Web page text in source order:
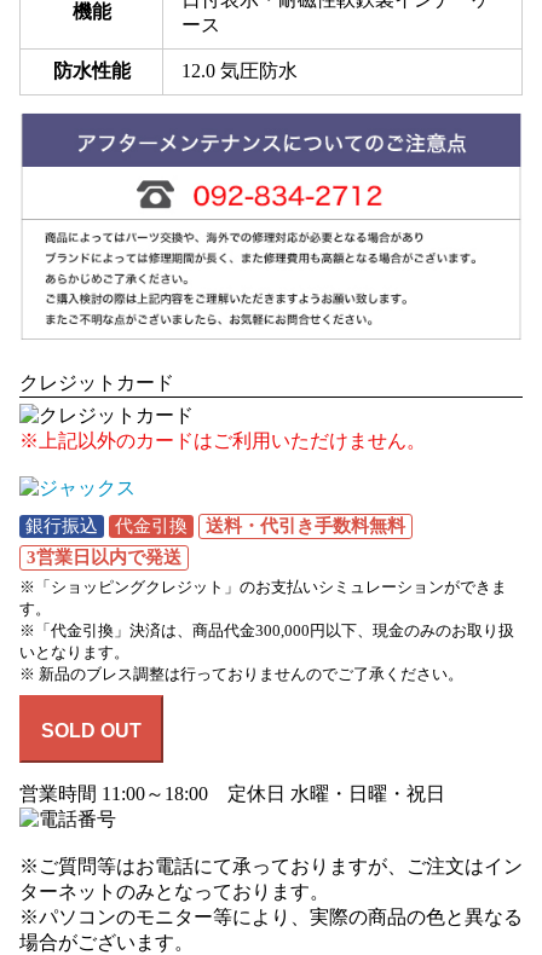
機能
ース
防水性能 12.0 気圧防水
クレジットカード
※上記以外のカードはご利用いただけません。
銀行振込 代金引換
送料・代引き手数料無料
3営業日以内で発送
※「ショッピングクレジット」のお支払いシミュレーションができま
す。
※「代金引換」決済は、商品代金300,000円以下、現金のみのお取り扱
いとなります。
※ 新品のブレス調整は行っておりませんのでご了承ください。
SOLD OUT
営業時間 11:00～18:00 定休日 水曜・日曜・祝日
※ご質問等はお電話にて承っておりますが、ご注文はイン
ターネットのみとなっております。
※パソコンのモニター等により、実際の商品の色と異なる
場合がございます。